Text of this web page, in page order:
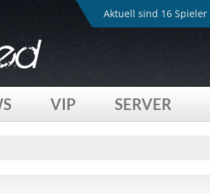
Aktuell sind 16
VIP SERVER